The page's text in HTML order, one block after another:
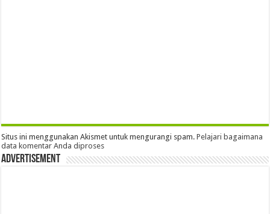
Situs ini menggunakan Akismet untuk mengurangi spam.Pelajari bagaimana
data komentar Anda diproses
Advertisement